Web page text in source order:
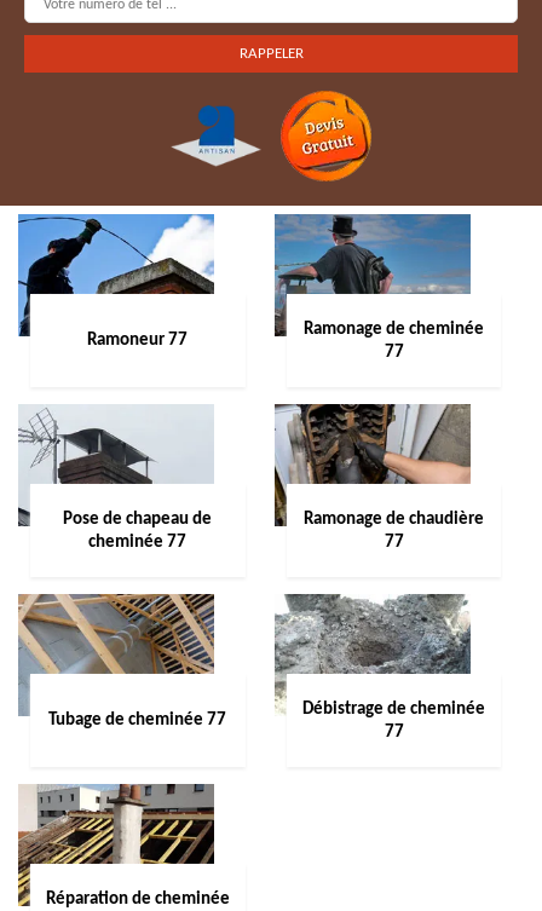
Ramoneur 77
Ramonage de cheminée
77
Pose de chapeau de
cheminée 77
Ramonage de chaudière
77
Tubage de cheminée 77
Débistrage de cheminée
77
Réparation de cheminée